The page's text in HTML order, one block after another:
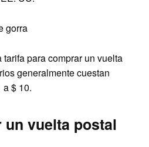
gorra
para comprar un vuelta
generalmente cuestan
$ 10.
un vuelta postal